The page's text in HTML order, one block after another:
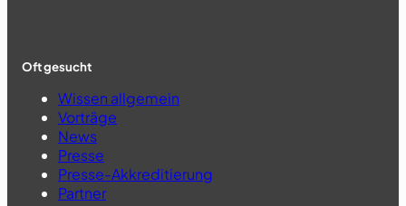
Oft gesucht
Wissen allgemein
Vorträge
News
Presse
Presse-Akkreditierung
Partner